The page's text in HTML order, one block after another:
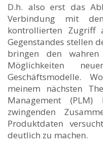
D.h. also erst das
Verbindung mit
kontrollierten Zugriff
Gegenstandes stellen
bringen den
Möglichkeiten
Geschäftsmodelle.
meinem nächsten
Management
zwingenden
Produktdaten
deutlich zu machen.